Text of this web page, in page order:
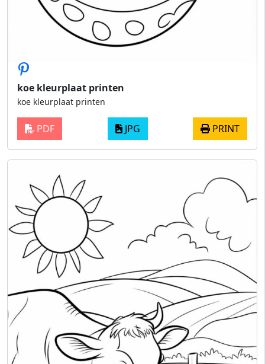
koe kleurplaat printen
koe kleurplaat printen
PDF JPG PRINT